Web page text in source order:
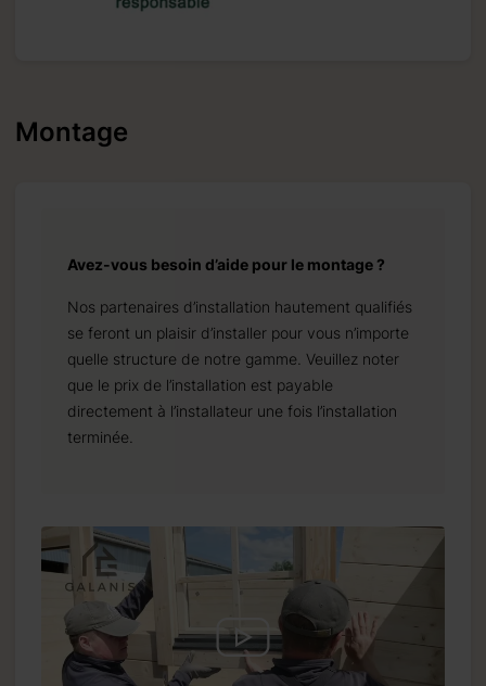
Montage
Avez-vous besoin d’aide pour le montage ?
Nos partenaires d’installation hautement qualifiés
se feront un plaisir d’installer pour vous n’importe
quelle structure de notre gamme. Veuillez noter
que le prix de l’installation est payable
directement à l’installateur une fois l’installation
terminée.